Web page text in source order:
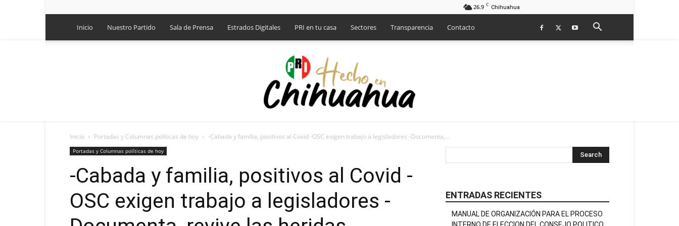
26.9 C Chihuahua
Inicio Nuestro Partido Sala de Prensa Estrados Digitales PRI en tu casa Sectores Transparencia Contacto
Inicio Portadas y Columnas políticas de hoy -Cabada y familia, positivos al Covid -OSC exigen trabajo a legisladores -Documenta,...
Portadas y Columnas políticas de hoy
-Cabada y familia, positivos al Covid -
OSC exigen trabajo a legisladores -
ENTRADAS RECIENTES
MANUAL DE ORGANIZACIÓN PARA EL PROCESO